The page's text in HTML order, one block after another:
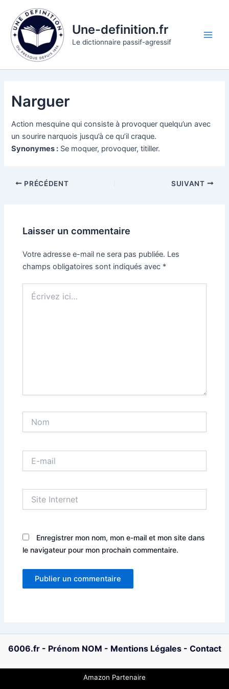
contenu
Une-definition.fr
Le dictionnaire passif-agressif
Narguer
Action mesquine qui consiste à provoquer quelqu’un avec
un sourire narquois jusqu’à ce qu’il craque.
Synonymes : Se moquer, provoquer, titiller.
PRÉCÉDENT SUIVANT
Laisser un commentaire
Votre adresse e-mail ne sera pas publiée. Les
champs obligatoires sont indiqués avec *
ici…
mail
Internet
Enregistrer mon nom, mon e-mail et mon site dans
le navigateur pour mon prochain commentaire.
6006.fr- Prénom NOM - Mentions Légales- Contact
Amazon Partenaire